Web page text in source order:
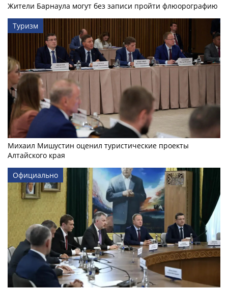
Жители Барнаула могут без записи пройти флюорографию
Туризм
Михаил Мишустин оценил туристические проекты
Алтайского края
Официально